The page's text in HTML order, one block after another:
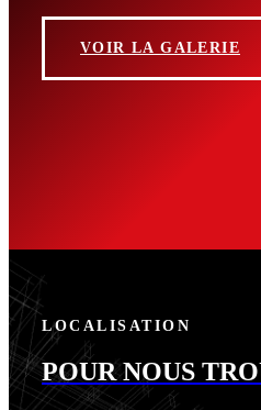
VOIR LA GALERIE
LOCALISATION
POUR NOUS